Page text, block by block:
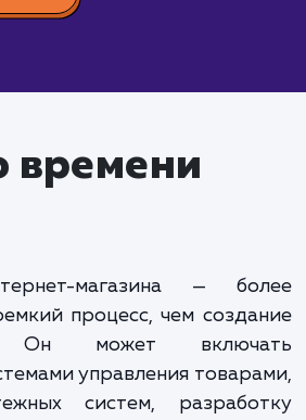
системой оплаты и доставки.
расширенные
оплаты и доставки, а
персонализированный
с CRM и ERP системами,
аналитики, множество
и доставки, SEO и маркетинговую